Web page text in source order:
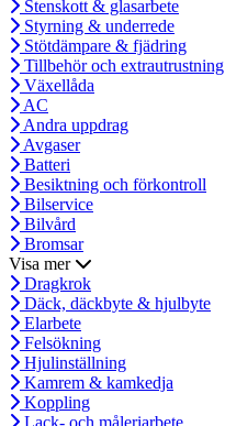
Stenskott & glasarbete
Styrning & underrede
Stötdämpare & fjädring
Tillbehör och extrautrustning
Växellåda
AC
Andra uppdrag
Avgaser
Batteri
Besiktning och förkontroll
Bilservice
Bilvård
Bromsar
Visa mer
Dragkrok
Däck, däckbyte & hjulbyte
Elarbete
Felsökning
Hjulinställning
Kamrem & kamkedja
Koppling
Lack- och måleriarbete